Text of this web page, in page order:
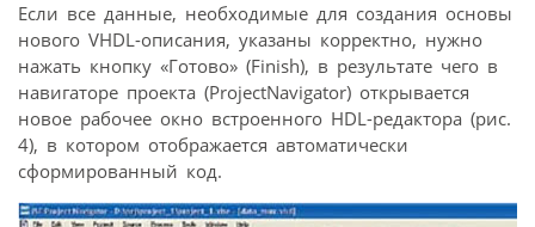
Если все данные, необходимые для создания основы
нового VHDL-описания, указаны корректно, нужно
нажать кнопку «Готово» (Finish), в результате чего в
навигаторе проекта (ProjectNavigator) открывается
новое рабочее окно встроенного HDL-редактора (рис.
4), в котором отображается автоматически
сформированный код.